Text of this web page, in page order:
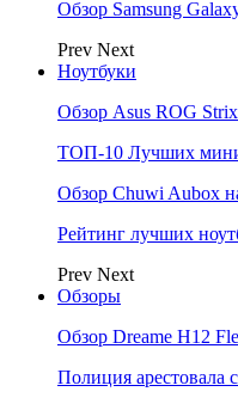
Обзор Samsung
Prev Next
Ноутбуки
Обзор Asus ROG
ТОП-10 Лучших
Обзор Chuwi Aubox
Рейтинг лучших
Prev Next
Обзоры
Обзор Dreame H12
Полиция арестовала